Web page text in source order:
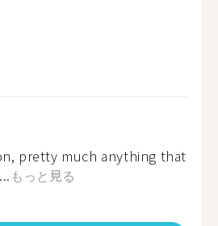
pretty much anything that
もっと見る